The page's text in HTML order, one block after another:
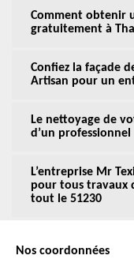
Comment obtenir
gratuitement à
Confiez la façade
Artisan pour un
Le nettoyage de
d’un professionnel
L’entreprise Mr
pour tous travaux
tout le 51230
Nos coordonnées